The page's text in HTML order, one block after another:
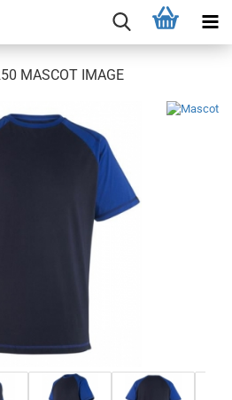
MASCOT IMAGE